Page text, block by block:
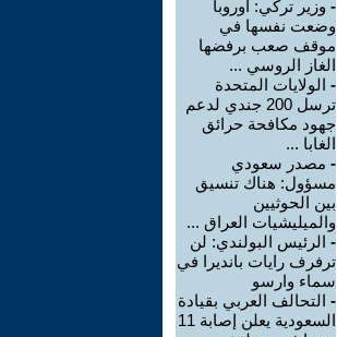
- وزير تركي: أوروبا
وضعت نفسها في
موقف صعب برفضها
الغاز الروسي ...
- الولايات المتحدة
ترسل 200 جندي لدعم
جهود مكافحة حرائق
الغابا ...
- مصدر سعودي
مسؤول: هناك تنسيق
بين الحوثيين
والميليشيات العراق ...
- الرئيس البولندي: لن
ترفرف رايات بانديرا في
سماء وارسو
- التحالف العربي بقيادة
السعودية يعلن إصابة 11